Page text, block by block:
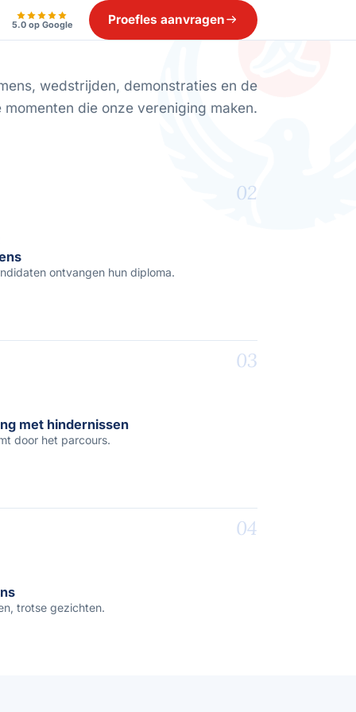
5.0 op Google Proefles aanvragen
wedstrijden, demonstraties en de
momenten die onze vereniging maken.
02
ontvangen hun diploma.
03
met hindernissen
door het parcours.
04
trotse gezichten.